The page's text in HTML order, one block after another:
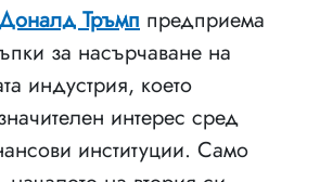
Тръмп предприема
за насърчаване на
индустрия, което
интерес сред
институции. Само